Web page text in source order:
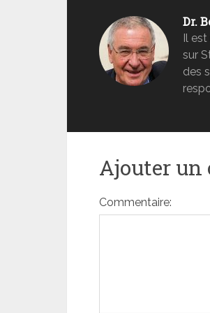
Dr.
Il
sur
des
Ajouter
Commentaire: